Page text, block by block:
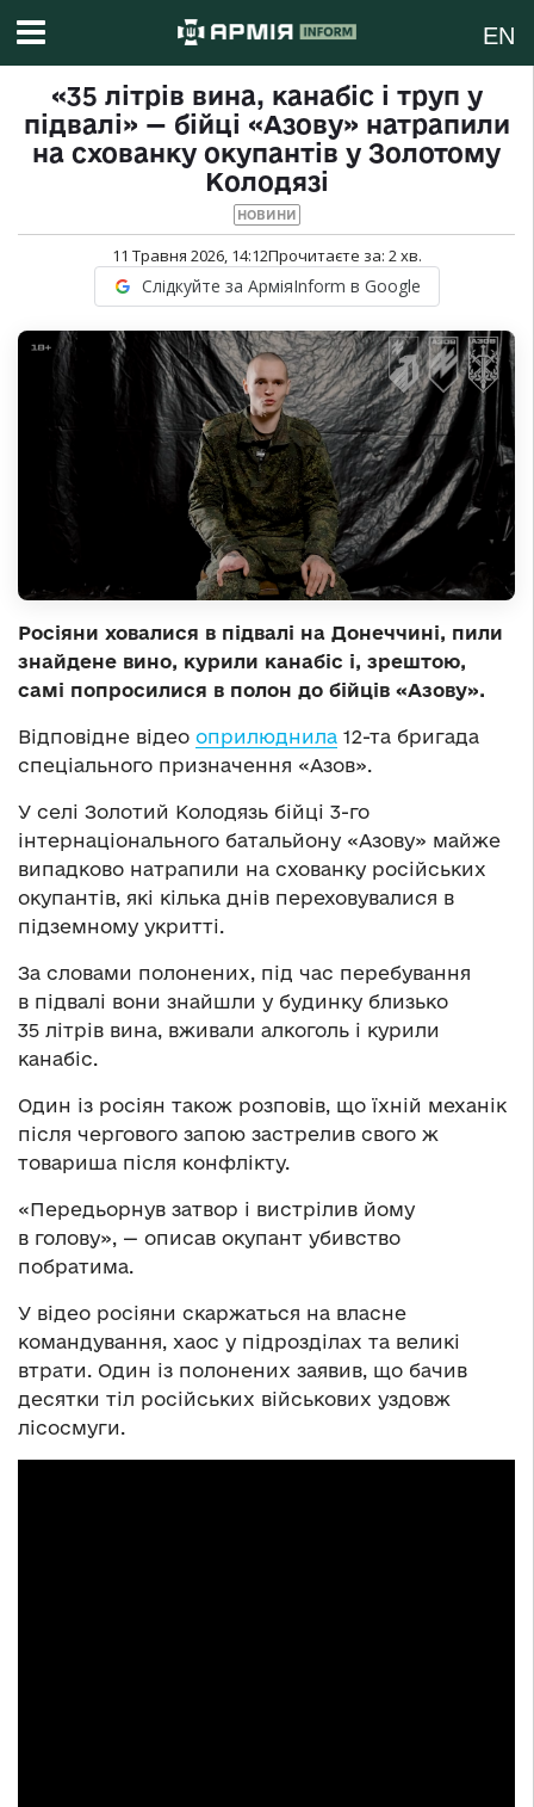
EN
«35 літрів вина, канабіс і труп у
підвалі» — бійці «Азову» натрапили
на схованку окупантів у Золотому
Колодязі
НОВИНИ
11 Травня 2026, 14:12Прочитаєте за: 2хв.
Слідкуйте за АрміяInform в Google
Росіяни ховалися в підвалі на Донеччині, пили
знайдене вино, курили канабіс і, зрештою,
самі попросилися в полон до бійців «Азову».
Відповідне відео оприлюднила 12-та бригада
спеціального призначення «Азов».
У селі Золотий Колодязь бійці 3-го
інтернаціонального батальйону «Азову» майже
випадково натрапили на схованку російських
окупантів, які кілька днів переховувалися в
підземному укритті.
За словами полонених, під час перебування
в підвалі вони знайшли у будинку близько
35 літрів вина, вживали алкоголь і курили
канабіс.
Один із росіян також розповів, що їхній механік
після чергового запою застрелив свого ж
товариша після конфлікту.
«Передьорнув затвор і вистрілив йому
в голову», — описав окупант убивство
побратима.
У відео росіяни скаржаться на власне
командування, хаос у підрозділах та великі
втрати. Один із полонених заявив, що бачив
десятки тіл російських військових уздовж
лісосмуги.